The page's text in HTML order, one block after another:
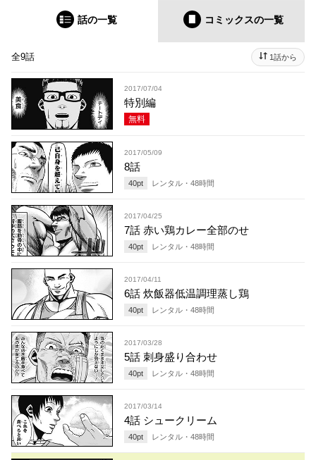
話の一覧 コミックスの一覧
全9話 1話から
2017/07/04
特別編
無料
2017/05/09
8話
40pt レンタル・ 48時間
2017/04/25
7話 赤い鶏カレー全部のせ
40pt レンタル・ 48時間
2017/04/11
6話 炊飯器低温調理蒸し鶏
40pt レンタル・ 48時間
2017/03/28
5話 刺身盛り合わせ
40pt レンタル・ 48時間
2017/03/14
4話 シュークリーム
40pt レンタル・ 48時間